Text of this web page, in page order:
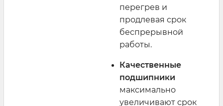
перегрев и
продлевая срок
беспрерывной
работы.
Качественные
подшипники
максимально
увеличивают срок